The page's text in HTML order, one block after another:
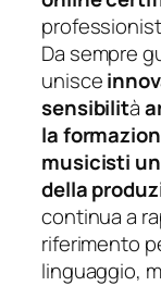
Da sempre
unisce
sensibilità
la
musicisti
della
continua a
riferimento
linguaggio,